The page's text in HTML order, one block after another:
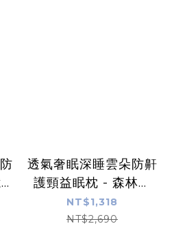
透氣奢眠深睡雲朵防鼾
護頸益眠枕 - 森林綠
BP60-gr
NT$1,318
NT$2,690